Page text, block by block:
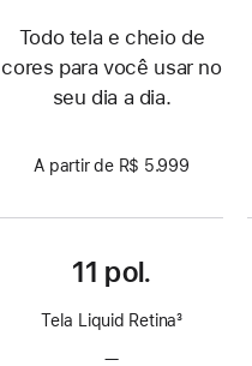
Todo tela e cheio de
cores para você usar no
seu dia a dia.
A partir de R$ 5.999
11 pol.
Tela Liquid Retina3
—Sem